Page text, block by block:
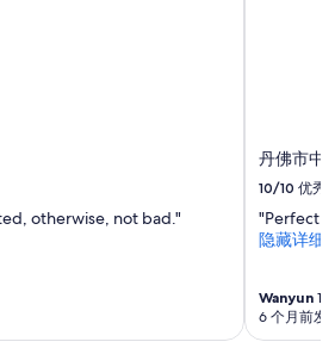
otherwise, not bad."
丹佛市中
10/10 优秀
"Perfect
隐藏详细
Wanyun 1
6 个月前发